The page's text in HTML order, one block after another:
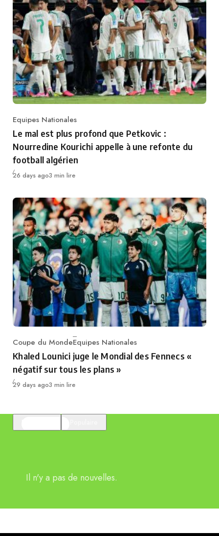
Category
Equipes Nationales
Le mal est plus profond que Petkovic :
Nourredine Kourichi appelle à une refonte du
football algérien
Publié
26 days ago3 min lire
Category
Coupe du MondeEquipes Nationales
Khaled Lounici juge le Mondial des Fennecs «
négatif sur tous les plans »
Publié
29 days ago3 min lire
Il n'y a pas de nouvelles.